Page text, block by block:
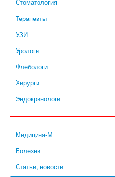
Стоматология
Терапевты
УЗИ
Урологи
Флебологи
Хирурги
Эндокринологи
Медицина-М
Болезни
Статьи, новости